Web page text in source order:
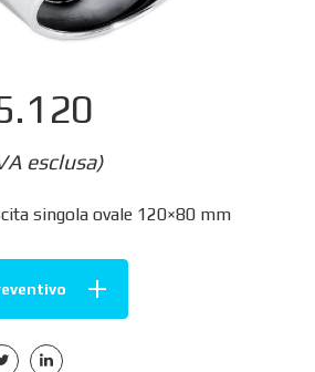
esclusa)
singola ovale 120×80 mm